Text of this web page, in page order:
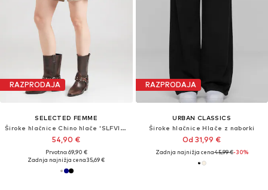
RAZPRODAJA
SELECTED FEMME
Široke hlačnice Chino hlače 'SLFVIENNA'
54,90 €
Prvotno: 69,90 €
Zadnja najnižja cena35,69 €
RAZPRODAJA
URBAN CLASSICS
Široke hlačnice Hlače z naborki
Od 31,99 €
Zadnja najnižja cena45,99 €-30%